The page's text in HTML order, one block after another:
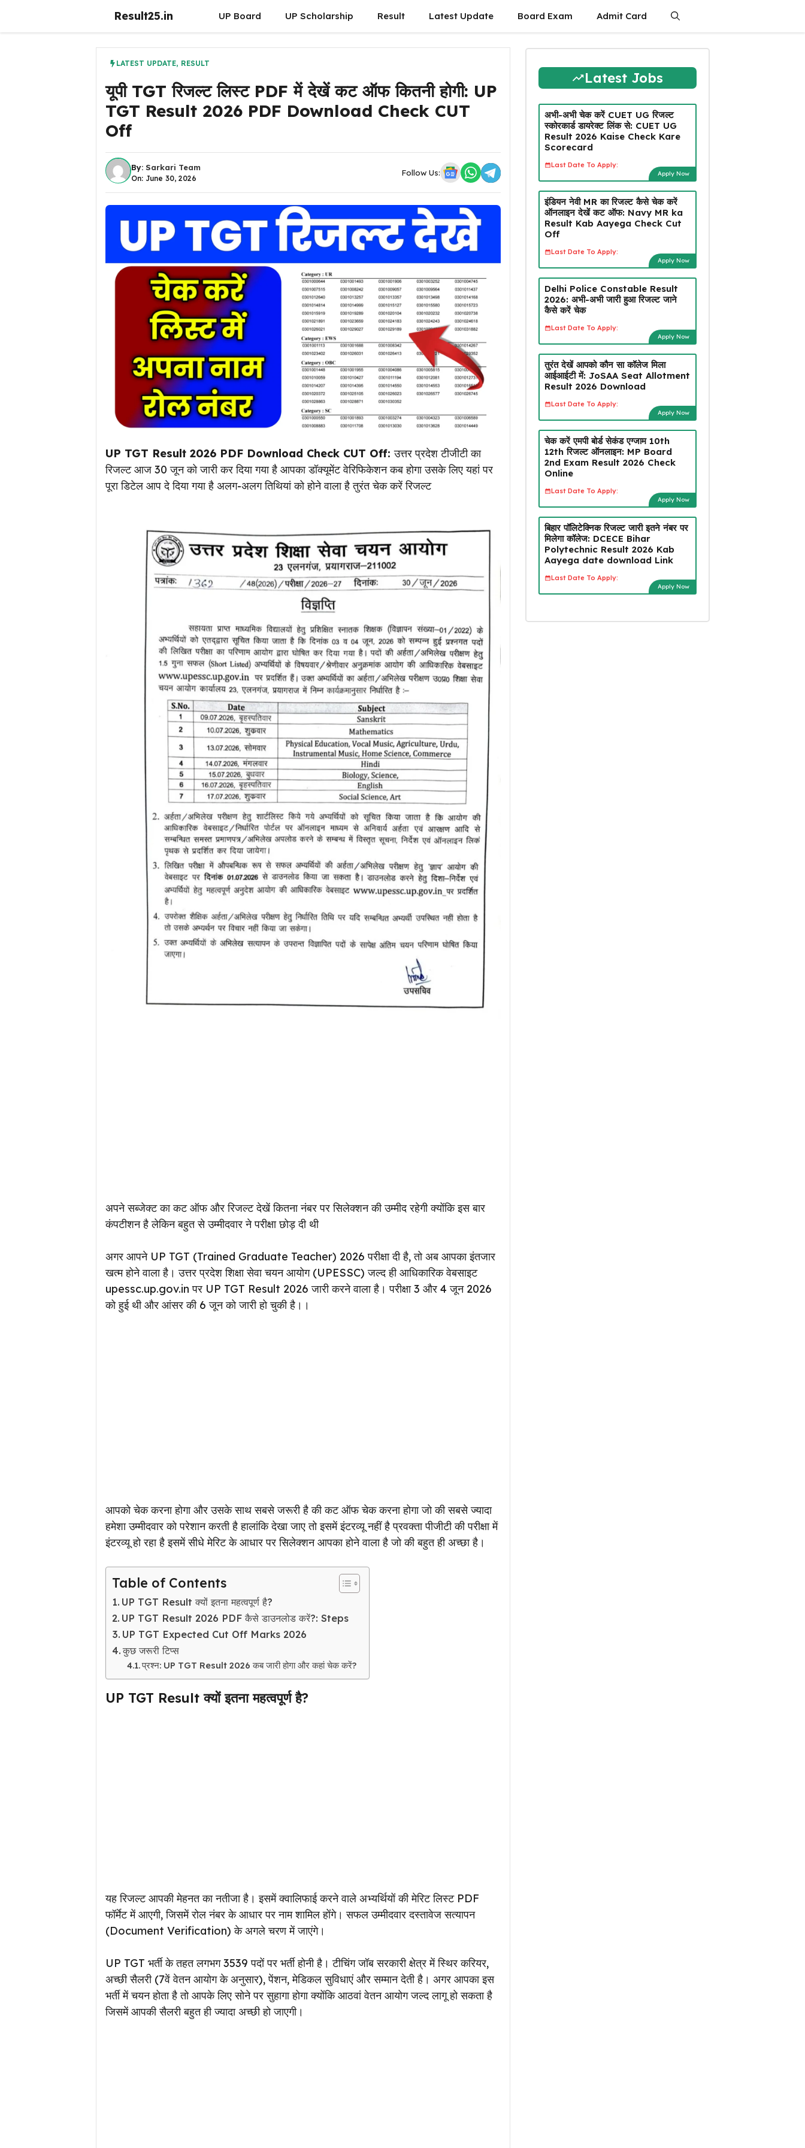
Result25.in UP Board UP Scholarship Result Latest Update Board Exam Admit Card
LATEST UPDATE, RESULT
यूपी TGT रिजल्ट लिस्ट PDF में देखें कट ऑफ कितनी होगी: UP
TGT Result 2026 PDF Download Check CUT
Off
By: Sarkari Team
On: June 30, 2026
Follow Us:
UP TGT Result 2026 PDF Download Check CUT Off:उत्तर प्रदेश टीजीटी का
रिजल्ट आज 30 जून को जारी कर दिया गया है आपका डॉक्यूमेंट वेरिफिकेशन कब होगा उसके लिए यहां पर
पूरा डिटेल आप दे दिया गया है अलग-अलग तिथियां को होने वाला है तुरंत चेक करें रिजल्ट
अपने सब्जेक्ट का कट ऑफ और रिजल्ट देखें कितना नंबर पर सिलेक्शन की उम्मीद रहेगी क्योंकि इस बार
कंपटीशन है लेकिन बहुत से उम्मीदवार ने परीक्षा छोड़ दी थी
अगर आपने UP TGT (Trained Graduate Teacher) 2026 परीक्षा दी है, तो अब आपका इंतजार
खत्म होने वाला है। उत्तर प्रदेश शिक्षा सेवा चयन आयोग (UPESSC) जल्द ही आधिकारिक वेबसाइट
upessc.up.gov.in पर UP TGT Result 2026 जारी करने वाला है। परीक्षा 3 और 4 जून 2026
को हुई थी और आंसर की 6 जून को जारी हो चुकी है।।
आपको चेक करना होगा और उसके साथ सबसे जरूरी है की कट ऑफ चेक करना होगा जो की सबसे ज्यादा
हमेशा उम्मीदवार को परेशान करती है हालांकि देखा जाए तो इसमें इंटरव्यू नहीं है प्रवक्ता पीजीटी की परीक्षा में
इंटरव्यू हो रहा है इसमें सीधे मेरिट के आधार पर सिलेक्शन आपका होने वाला है जो की बहुत ही अच्छा है।
Table of Contents
UP TGT Result क्यों इतना महत्वपूर्ण है?
UP TGT Result 2026 PDF कैसे डाउनलोड करें?: Steps
UP TGT Expected Cut Off Marks 2026
कुछ जरूरी टिप्स
प्रश्न: UP TGT Result 2026 कब जारी होगा और कहां चेक करें?
UP TGT Result क्यों इतना महत्वपूर्ण है?
यह रिजल्ट आपकी मेहनत का नतीजा है। इसमें क्वालिफाई करने वाले अभ्यर्थियों की मेरिट लिस्ट PDF
फॉर्मेट में आएगी, जिसमें रोल नंबर के आधार पर नाम शामिल होंगे। सफल उम्मीदवार दस्तावेज सत्यापन
(Document Verification) के अगले चरण में जाएंगे।
UP TGT भर्ती के तहत लगभग 3539 पदों पर भर्ती होनी है। टीचिंग जॉब सरकारी क्षेत्र में स्थिर करियर,
अच्छी सैलरी (7वें वेतन आयोग के अनुसार), पेंशन, मेडिकल सुविधाएं और सम्मान देती है। अगर आपका इस
भर्ती में चयन होता है तो आपके लिए सोने पर सुहागा होगा क्योंकि आठवां वेतन आयोग जल्द लागू हो सकता है
जिसमें आपकी सैलरी बहुत ही ज्यादा अच्छी हो जाएगी।
Latest Jobs
अभी-अभी चेक करें CUET UG रिजल्ट
स्कोरकार्ड डायरेक्ट लिंक से: CUET UG
Result 2026 Kaise Check Kare
Scorecard
Last Date To Apply:
Apply Now
इंडियन नेवी MR का रिजल्ट कैसे चेक करें
ऑनलाइन देखें कट ऑफ: Navy MR ka
Result Kab Aayega Check Cut
Off
Last Date To Apply:
Apply Now
Delhi Police Constable Result
2026: अभी-अभी जारी हुआ रिजल्ट जाने
कैसे करें चेक
Last Date To Apply:
Apply Now
तुरंत देखें आपको कौन सा कॉलेज मिला
आईआईटी में: JoSAA Seat Allotment
Result 2026 Download
Last Date To Apply:
Apply Now
चेक करें एमपी बोर्ड सेकंड एग्जाम 10th
12th रिजल्ट ऑनलाइन: MP Board
2nd Exam Result 2026 Check
Online
Last Date To Apply:
Apply Now
बिहार पॉलिटेक्निक रिजल्ट जारी इतने नंबर पर
मिलेगा कॉलेज: DCECE Bihar
Polytechnic Result 2026 Kab
Aayega date download Link
Last Date To Apply:
Apply Now